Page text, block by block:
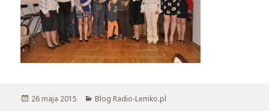
Opublikowano
26 maja 2015 Kategorie
Blog Radio-Lemko.pl